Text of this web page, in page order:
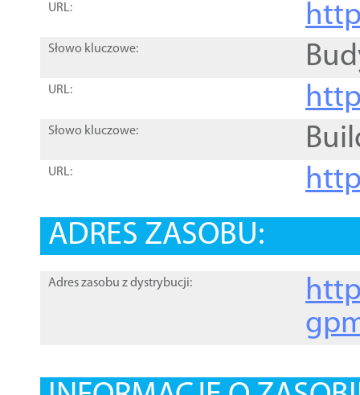
URL:
Słowo kluczowe:
URL:
Słowo kluczowe:
URL:
ADRES ZASOBU:
Adres zasobu z dystrybucji: